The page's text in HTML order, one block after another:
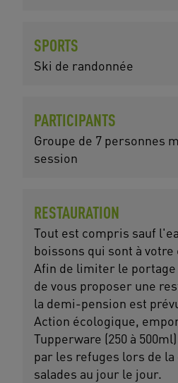
SPORTS
Ski de randonnée
PARTICIPANTS
Groupe de 7 personnes
session
RESTAURATION
Tout est compris sauf
boissons qui sont à
Afin de limiter le portage
de vous proposer une
la demi-pension est
Action écologique,
Tupperware (250 à
par les refuges lors de
salades au jour le jour.